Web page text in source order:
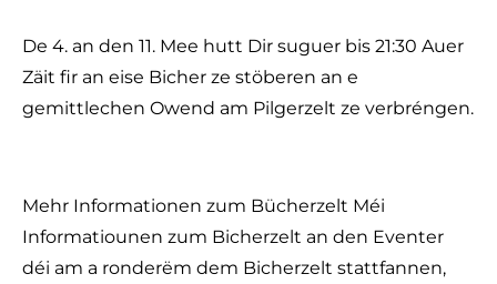
De 4. an den 11. Mee hutt Dir suguer bis 21:30 Auer
Zäit fir an eise Bicher ze stöberen an e
gemittlechen Owend am Pilgerzelt ze verbréngen.
Mehr Informationen zum Bücherzelt Méi
Informatiounen zum Bicherzelt an den Eventer
déi am a ronderëm dem Bicherzelt stattfannen,